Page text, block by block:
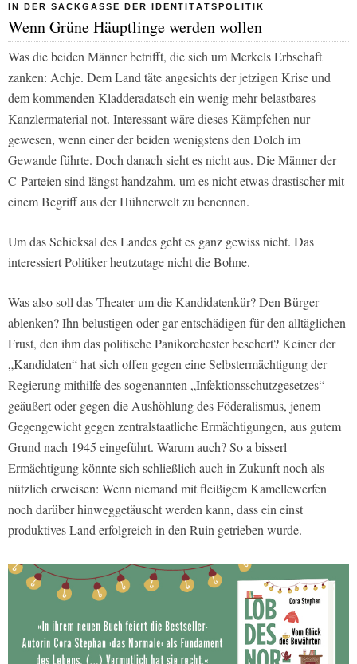
IN DER SACKGASSE DER IDENTITÄTSPOLITIK
Wenn Grüne Häuptlinge werden wollen
Was die beiden Männer betrifft, die sich um Merkels Erbschaft
zanken: Achje. Dem Land täte angesichts der jetzigen Krise und
dem kommenden Kladderadatsch ein wenig mehr belastbares
Kanzlermaterial not. Interessant wäre dieses Kämpfchen nur
gewesen, wenn einer der beiden wenigstens den Dolch im
Gewande führte. Doch danach sieht es nicht aus. Die Männer der
C-Parteien sind längst handzahm, um es nicht etwas drastischer mit
einem Begriff aus der Hühnerwelt zu benennen.
Um das Schicksal des Landes geht es ganz gewiss nicht. Das
interessiert Politiker heutzutage nicht die Bohne.
Was also soll das Theater um die Kandidatenkür? Den Bürger
ablenken? Ihn belustigen oder gar entschädigen für den alltäglichen
Frust, den ihm das politische Panikorchester beschert? Keiner der
„Kandidaten“ hat sich offen gegen eine Selbstermächtigung der
Regierung mithilfe des sogenannten „Infektionsschutzgesetzes“
geäußert oder gegen die Aushöhlung des Föderalismus, jenem
Gegengewicht gegen zentralstaatliche Ermächtigungen, aus gutem
Grund nach 1945 eingeführt. Warum auch? So a bisserl
Ermächtigung könnte sich schließlich auch in Zukunft noch als
nützlich erweisen: Wenn niemand mit fleißigem Kamellewerfen
noch darüber hinweggetäuscht werden kann, dass ein einst
produktives Land erfolgreich in den Ruin getrieben wurde.